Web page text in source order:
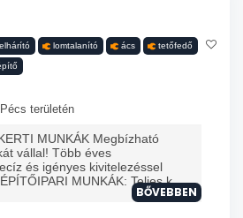
lomtalanító ács tetőfedő
területén
MUNKÁK Megbízható
vállal! Több éves
és igényes kivitelezéssel
MUNKÁK: Teljes k...
BŐVEBBEN